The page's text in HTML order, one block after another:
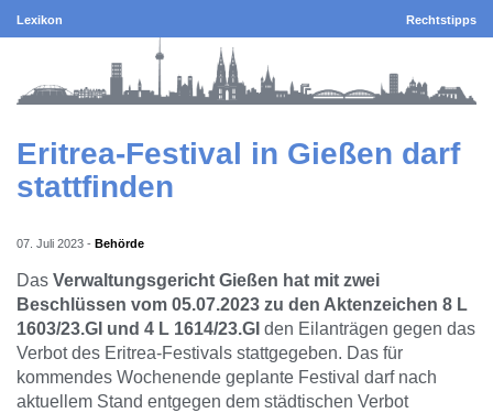
Lexikon Rechtstipps
Eritrea-Festival in Gießen darf
stattfinden
07. Juli 2023 - Behörde
Das Verwaltungsgericht Gießen hat mit zwei
Beschlüssen vom 05.07.2023 zu den Aktenzeichen 8 L
1603/23.GI und 4 L 1614/23.GI den Eilanträgen gegen das
Verbot des Eritrea-Festivals stattgegeben. Das für
kommendes Wochenende geplante Festival darf nach
aktuellem Stand entgegen dem städtischen Verbot